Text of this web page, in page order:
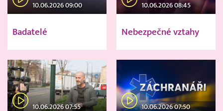
10.06.2026 09:00
Badatelé
10.06.2026 08:45
Nebezpečné vztahy
10.06.2026 07:55 10.06.2026 07:50